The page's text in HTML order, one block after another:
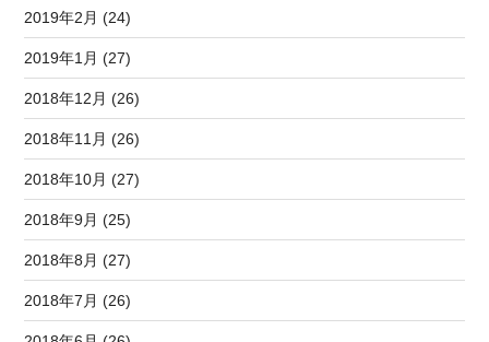
2019年2月 (24)
2019年1月 (27)
2018年12月 (26)
2018年11月 (26)
2018年10月 (27)
2018年9月 (25)
2018年8月 (27)
2018年7月 (26)